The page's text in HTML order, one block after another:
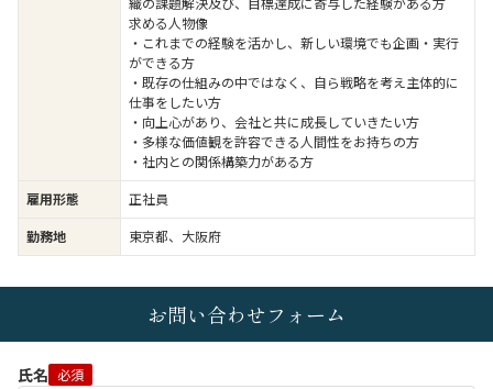
求める人物像
・これまでの経験を活かし、新しい環境でも企画・実行
ができる方
・既存の仕組みの中ではなく、自ら戦略を考え主体的に
仕事をしたい方
・向上心があり、会社と共に成長していきたい方
・多様な価値観を許容できる人間性をお持ちの方
・社内との関係構築力がある方
雇用形態
正社員
勤務地
東京都、大阪府
お問い合わせフォーム
氏名 必須